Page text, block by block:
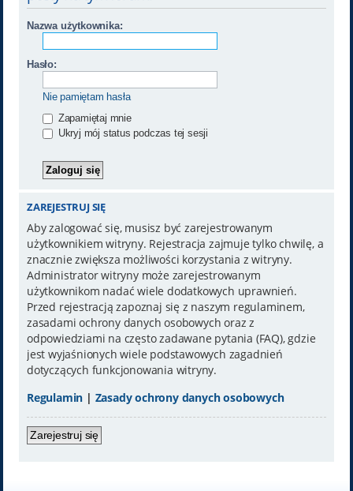
Nazwa użytkownika:
Hasło:
Nie pamiętam hasła
Zapamiętaj mnie
Ukryj mój status podczas tej sesji
ZAREJESTRUJ SIĘ
Aby zalogować się, musisz być zarejestrowanym
użytkownikiem witryny. Rejestracja zajmuje tylko chwilę, a
znacznie zwiększa możliwości korzystania z witryny.
Administrator witryny może zarejestrowanym
użytkownikom nadać wiele dodatkowych uprawnień.
Przed rejestracją zapoznaj się z naszym regulaminem,
zasadami ochrony danych osobowych oraz z
odpowiedziami na często zadawane pytania (FAQ), gdzie
jest wyjaśnionych wiele podstawowych zagadnień
dotyczących funkcjonowania witryny.
Regulamin | Zasady ochrony danych osobowych
Zarejestruj się